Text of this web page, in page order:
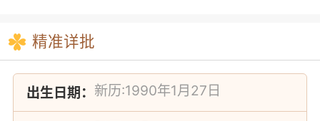
精准详批
出生日期：